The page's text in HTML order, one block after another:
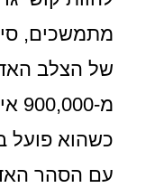
מתמשכים,
מ-
כשהוא פועל
עם הסהר